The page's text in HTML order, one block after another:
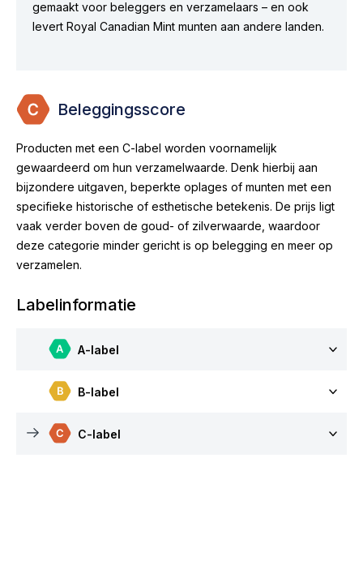
gemaakt voor beleggers en verzamelaars – en ook
levert Royal Canadian Mint munten aan andere landen.
Beleggingsscore
Producten met een C-label worden voornamelijk
gewaardeerd om hun verzamelwaarde. Denk hierbij aan
bijzondere uitgaven, beperkte oplages of munten met een
specifieke historische of esthetische betekenis. De prijs ligt
vaak verder boven de goud- of zilverwaarde, waardoor
deze categorie minder gericht is op belegging en meer op
verzamelen.
Labelinformatie
A-label
B-label
C-label